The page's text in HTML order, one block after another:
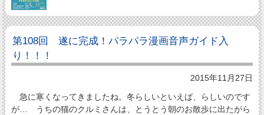
第108回 遂に完成！パラパラ漫画音声ガイド入
り！！！
2015年11月27日
急に寒くなってきましたね。冬らしいといえば、らしいのです
が… うちの猫のクルミさんは、とうとう朝のお散歩に出たがら